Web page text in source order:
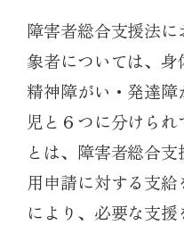
障害者総合支援法
象者については、身
精神障がい・発達
児と６つに分けら
とは、障害者総合
用申請に対する支
により、必要な支